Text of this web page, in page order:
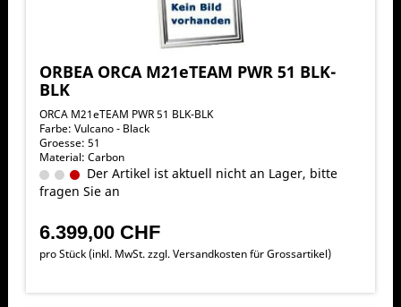
ORBEA ORCA M21eTEAM PWR 51 BLK-
BLK
ORCA M21eTEAM PWR 51 BLK-BLK
Farbe: Vulcano - Black
Groesse: 51
Material: Carbon
Der Artikel ist aktuell nicht an Lager, bitte
fragen Sie an
6.399,00 CHF
pro Stück (inkl. MwSt. zzgl.Versandkosten für Grossartikel)